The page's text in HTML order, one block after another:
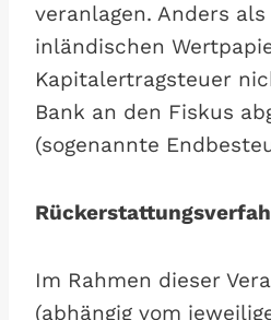
veranlagen. Anders
inländischen
Kapitalertragsteuer
Bank an den Fiskus
(sogenannte
Im Rahmen dieser
(abhängig vom